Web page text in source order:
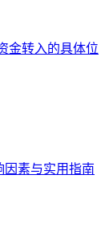
金转入的具体位
因素与实用指南